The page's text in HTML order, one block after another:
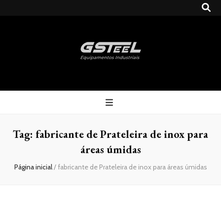
Gsteel
Tag: fabricante de Prateleira de inox para
áreas úmidas
Página inicial/fabricante de Prateleira de inox para áreas úmidas